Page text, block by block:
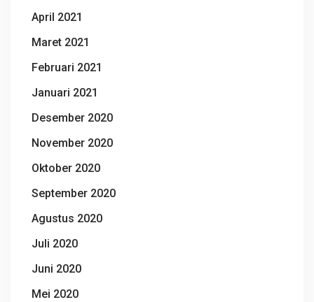
April 2021
Maret 2021
Februari 2021
Januari 2021
Desember 2020
November 2020
Oktober 2020
September 2020
Agustus 2020
Juli 2020
Juni 2020
Mei 2020